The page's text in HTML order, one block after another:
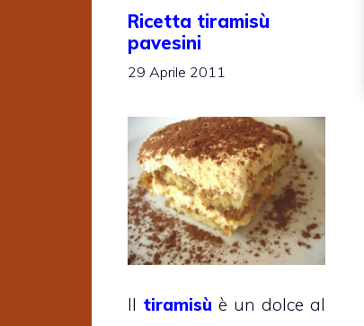
Ricetta tiramisù
pavesini
29 Aprile 2011
Il tiramisù è un dolce al